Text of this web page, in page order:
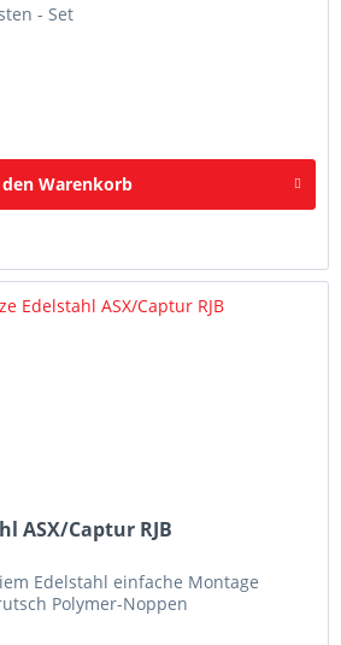
- Set
Warenkorb
ASX/Captur RJB
Edelstahl einfache Montage
Polymer-Noppen